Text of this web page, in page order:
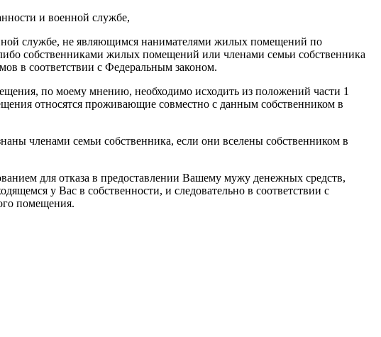
и военной службе,
службе, не являющимся нанимателями жилых помещений по
собственниками жилых помещений или членами семьи собственника
в соответствии с Федеральным законом.
по моему мнению, необходимо исходить из положений части 1
относятся проживающие совместно с данным собственником в
членами семьи собственника, если они вселены собственником в
для отказа в предоставлении Вашему мужу денежных средств,
у Вас в собственности, и следовательно в соответствии с
помещения.